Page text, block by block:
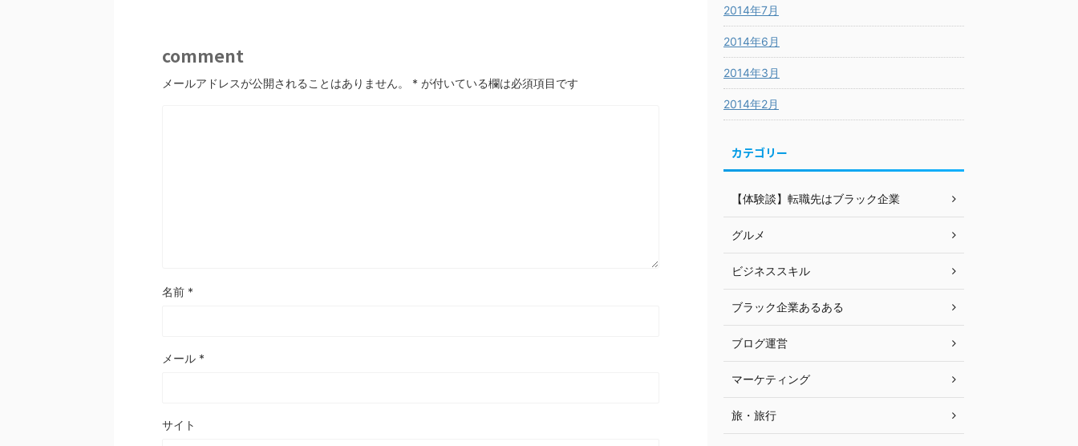
comment
メールアドレスが公開されることはありません。 * が付いている欄は必須項目です
名前 *
メール *
サイト
2014年7月
2014年6月
2014年3月
2014年2月
カテゴリー
【体験談】転職先はブラック企業
グルメ
ビジネススキル
ブラック企業あるある
ブログ運営
マーケティング
旅・旅行